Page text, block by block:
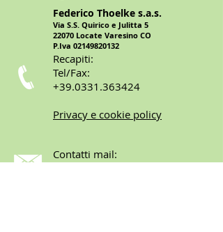
Federico Thoelke s.a.s.
​Via S.S. Quirico e Julitta 5
22070 Locate Varesino CO
P.Iva 02149820132
Recapiti:
Tel/Fax:
+39.0331.363424
Privacy e cookie policy
Contatti mail:
commerciale@thoelke.it